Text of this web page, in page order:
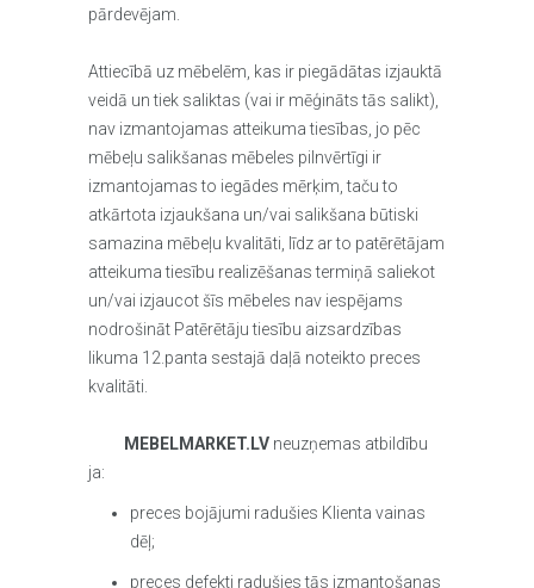
pārdevējam.
Attiecībā uz mēbelēm, kas ir piegādātas izjauktā
veidā un tiek saliktas (vai ir mēģināts tās salikt),
nav izmantojamas atteikuma tiesības, jo pēc
mēbeļu salikšanas mēbeles pilnvērtīgi ir
izmantojamas to iegādes mērķim, taču to
atkārtota izjaukšana un/vai salikšana būtiski
samazina mēbeļu kvalitāti, līdz ar to patērētājam
atteikuma tiesību realizēšanas termiņā saliekot
un/vai izjaucot šīs mēbeles nav iespējams
nodrošināt Patērētāju tiesību aizsardzības
likuma 12.panta sestajā daļā noteikto preces
kvalitāti.
MEBELMARKET.LV neuzņemas atbildību
ja:
preces bojājumi radušies Klienta vainas
dēļ;
preces defekti radušies tās izmantošanas